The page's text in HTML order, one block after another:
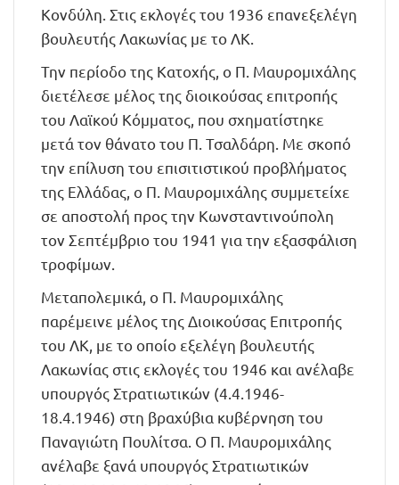
Κονδύλη. Στις εκλογές του 1936 επανεξελέγη
βουλευτής Λακωνίας με το ΛΚ.
Την περίοδο της Κατοχής, ο Π. Μαυρομιχάλης
διετέλεσε μέλος της διοικούσας επιτροπής
του Λαϊκού Κόμματος, που σχηματίστηκε
μετά τον θάνατο του Π. Τσαλδάρη. Με σκοπό
την επίλυση του επισιτιστικού προβλήματος
της Ελλάδας, ο Π. Μαυρομιχάλης συμμετείχε
σε αποστολή προς την Κωνσταντινούπολη
τον Σεπτέμβριο του 1941 για την εξασφάλιση
τροφίμων.
Μεταπολεμικά, ο Π. Μαυρομιχάλης
παρέμεινε μέλος της Διοικούσας Επιτροπής
του ΛΚ, με το οποίο εξελέγη βουλευτής
Λακωνίας στις εκλογές του 1946 και ανέλαβε
υπουργός Στρατιωτικών (4.4.1946-
18.4.1946) στη βραχύβια κυβέρνηση του
Παναγιώτη Πουλίτσα. Ο Π. Μαυρομιχάλης
ανέλαβε ξανά υπουργός Στρατιωτικών